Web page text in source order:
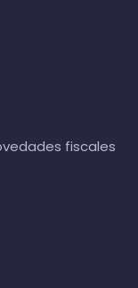
fiscales